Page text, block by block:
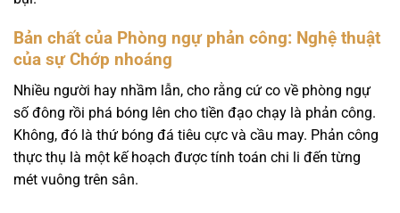
Bản chất của Phòng ngự phản công: Nghệ thuật
của sự Chớp nhoáng
Nhiều người hay nhầm lẫn, cho rằng cứ co về phòng ngự
số đông rồi phá bóng lên cho tiền đạo chạy là phản công.
Không, đó là thứ bóng đá tiêu cực và cầu may. Phản công
thực thụ là một kế hoạch được tính toán chi li đến từng
mét vuông trên sân.